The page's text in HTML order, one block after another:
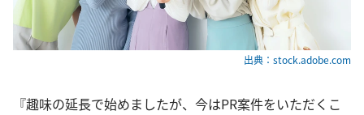
出典：stock.adobe.com
『趣味の延長で始めましたが、今はPR案件をいただくこ